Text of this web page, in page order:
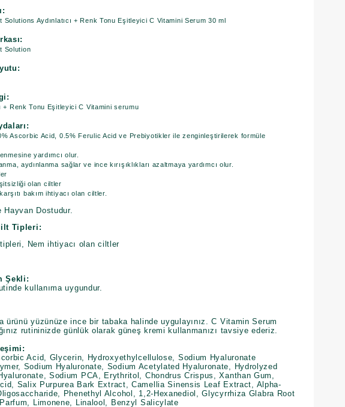
Solutions Aydınlatıcı + Renk Tonu Eşitleyici C Vitamini Serum 30 ml
Solution
+ Renk Tonu Eşitleyici C Vitamini serumu
Ascorbic Acid, 0.5% Ferulic Acid ve Prebiyotikler ile zenginleştirilerek formüle
yardımcı olur.
aydınlanma sağlar ve ince kırışıklıkları azaltmaya yardımcı olur.
olan ciltler
bakım ihtiyacı olan ciltler.
Hayvan Dostudur.
Tipleri:
Nem ihtiyacı olan ciltler
Şekli:
kullanıma uygundur.
ürünü yüzünüze ince bir tabaka halinde uygulayınız. C Vitamin Serum
rutininizde günlük olarak güneş kremi kullanmanızı tavsiye ederiz.
Acid, Glycerin, Hydroxyethylcellulose, Sodium Hyaluronate
Sodium Hyaluronate, Sodium Acetylated Hyaluronate, Hydrolyzed
Sodium PCA, Erythritol, Chondrus Crispus, Xanthan Gum,
Salix Purpurea Bark Extract, Camellia Sinensis Leaf Extract, Alpha-
Phenethyl Alcohol, 1,2-Hexanediol, Glycyrrhiza Glabra Root
Limonene, Linalool, Benzyl Salicylate